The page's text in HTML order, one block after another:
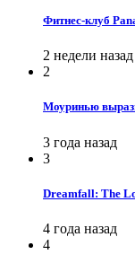
Фитнес-клуб
2 недели назад
2
Моуринью
3 года назад
3
Dreamfall: The
4 года назад
4